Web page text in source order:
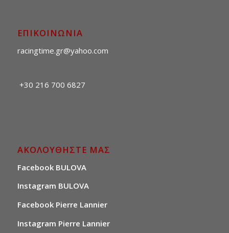
ΕΠΙΚΟΙΝΩΝΙΑ
racingtime.gr@yahoo.com
+30 216 700 6827
ΑΚΟΛΟΥΘΗΣΤΕ ΜΑΣ
Facebook BULOVA
Instagram BULOVA
Facebook Pierre Lannier
Instagram Pierre Lannier